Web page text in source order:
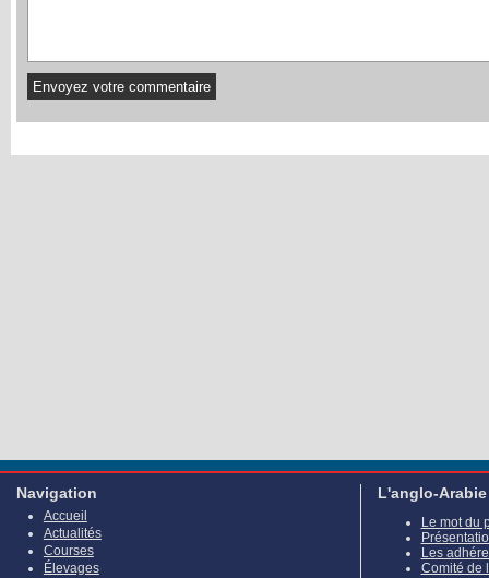
Navigation
Accueil
Actualités
Courses
Élevages
L'anglo-Arabie
Le mot du
Les
Comité de